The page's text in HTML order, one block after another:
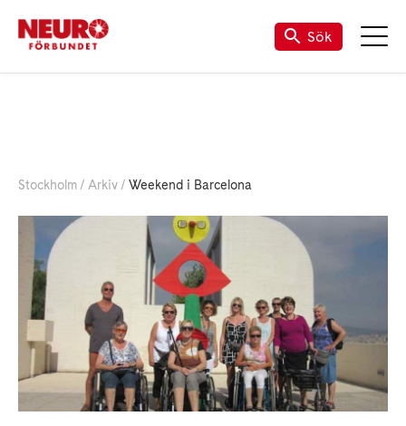
Sök
Stockholm Arkiv Weekend i Barcelona